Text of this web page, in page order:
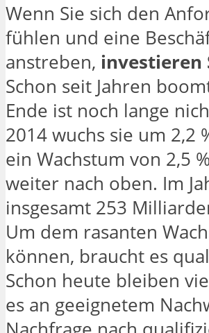
Wenn Sie sich den
fühlen und eine
anstreben, investieren
Schon seit Jahren
Ende ist noch lange
2014 wuchs sie um 2,2
ein Wachstum von 2,5
weiter nach oben. Im
insgesamt 253
Um dem rasanten
können, braucht es
Schon heute bleiben
es an geeignetem